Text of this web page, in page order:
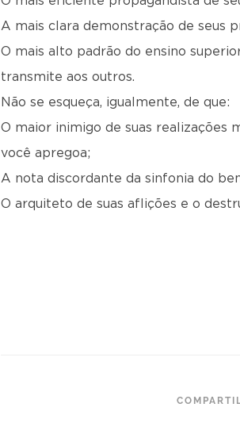
A mais clara demonstração de seus
O mais alto padrão do ensino
transmite aos outros.
Não se esqueça, igualmente, de que:
O maior inimigo de suas realizações
você apregoa;
A nota discordante da sinfonia do
O arquiteto de suas aflições e o